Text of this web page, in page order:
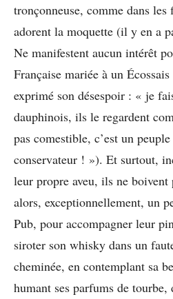
tronçonneuse, comme dans
adorent la moquette (il y en a
Ne manifestent aucun intérêt
Française mariée à un
exprimé son désespoir : « je
dauphinois, ils le regardent
pas comestible, c’est un
conservateur ! »). Et surtout,
leur propre aveu, ils ne
alors, exceptionnellement, un
Pub, pour accompagner leur
siroter son whisky dans un
cheminée, en contemplant sa
humant ses parfums de tourbe,